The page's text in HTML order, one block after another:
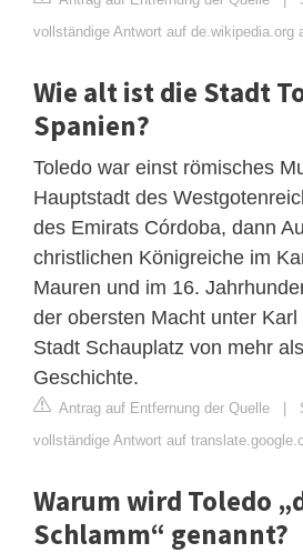
vollständige Antwort auf de.wikipedia.org
Wie alt ist die Stadt
Spanien?
Toledo war einst römisches
Hauptstadt des
des Emirats Córdoba, dann
christlichen Königreiche im
Mauren und im 16.
der obersten Macht unter
Stadt Schauplatz von mehr
Geschichte.
Antrag auf Entfernung der Quelle |
vollständige Antwort auf
Warum wird Toledo
Schlamm“ genannt?